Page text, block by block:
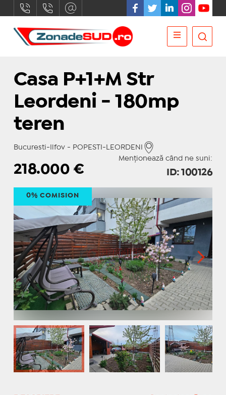
Casa P+1+M Str
Leordeni - 180mp
teren
Bucuresti-Ilfov - POPESTI-LEORDENI
Menționează când ne suni:
218.000 € ID: 100126
0% COMISION